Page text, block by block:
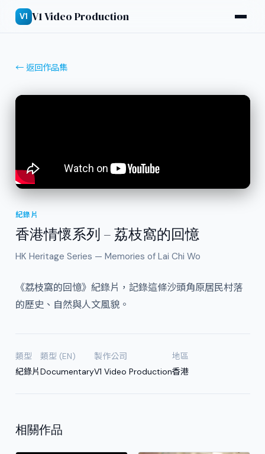
V1 V1 Video Production
← 返回作品集
紀錄片
香港情懷系列 – 荔枝窩的回憶
HK Heritage Series — Memories of Lai Chi Wo
《荔枝窩的回憶》紀錄片，記錄這條沙頭角原居民村落
的歷史、自然與人文風貌。
類型
紀錄片
類型 (EN)
Documentary
製作公司
V1 Video Production
地區
香港
相關作品